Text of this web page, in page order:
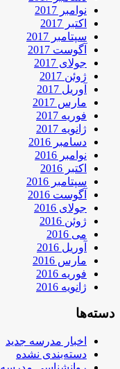
نوامبر 2017
اکتبر 2017
سپتامبر 2017
آگوست 2017
جولای 2017
ژوئن 2017
آوریل 2017
مارس 2017
فوریه 2017
ژانویه 2017
دسامبر 2016
نوامبر 2016
اکتبر 2016
سپتامبر 2016
آگوست 2016
جولای 2016
ژوئن 2016
می 2016
آوریل 2016
مارس 2016
فوریه 2016
ژانویه 2016
دسته‌ها
اخبار مدرسه جدید
دسته‌بندی نشده